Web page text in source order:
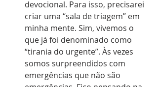
devocional. Para isso, precisarei
criar uma “sala de triagem” em
minha mente. Sim, vivemos o
que já foi denominado como
“tirania do urgente”. Às vezes
somos surpreendidos com
emergências que não são